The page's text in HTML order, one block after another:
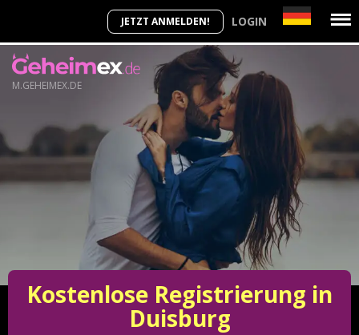
JETZT ANMELDEN! LOGIN
M.GEHEIMEX.DE
Kostenlose Registrierung in
Duisburg